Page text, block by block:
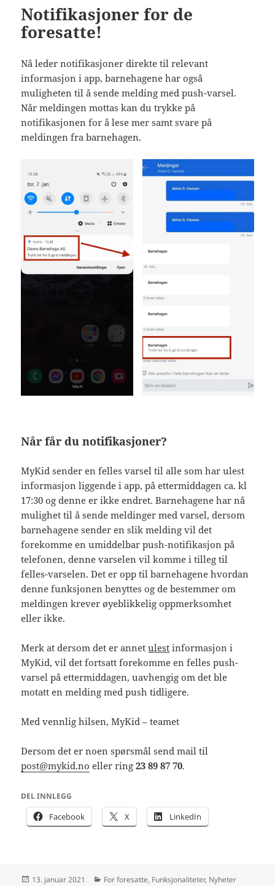
Notifikasjoner for de
foresatte!
Nå leder notifikasjoner direkte til relevant
informasjon i app, barnehagene har også
muligheten til å sende melding med push-varsel.
Når meldingen mottas kan du trykke på
notifikasjonen for å lese mer samt svare på
meldingen fra barnehagen.
Når får du notifikasjoner?
MyKid sender en felles varsel til alle som har ulest
informasjon liggende i app, på ettermiddagen ca. kl
17:30 og denne er ikke endret. Barnehagene har nå
mulighet til å sende meldinger med varsel, dersom
barnehagene sender en slik melding vil det
forekomme en umiddelbar push-notifikasjon på
telefonen, denne varselen vil komme i tilleg til
felles-varselen. Det er opp til barnehagene hvordan
denne funksjonen benyttes og de bestemmer om
meldingen krever øyeblikkelig oppmerksomhet
eller ikke.
Merk at dersom det er annetulest informasjon i
MyKid, vil det fortsatt forekomme en felles push-
varsel på ettermiddagen, uavhengig om det ble
motatt en melding med push tidligere.
Med vennlig hilsen, MyKid – teamet
Dersom det er noen spørsmål send mail til
post@mykid.no eller ring23 89 87 70.
DEL INNLEGG
Facebook X LinkedIn
Publisert
13. januar 2021 Kategorier
For foresatte, Funksjonaliteter, Nyheter